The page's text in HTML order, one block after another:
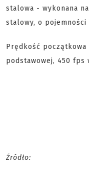
stalowa - wykonana
stalowy, o pojemności
Prędkość
podstawowej, 450 fps
Źródło: